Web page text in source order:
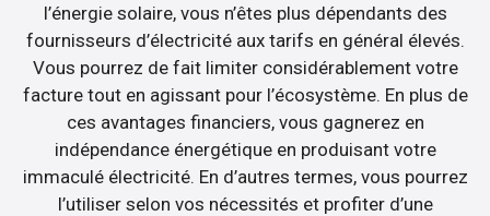
l’énergie solaire, vous n’êtes plus dépendants des
fournisseurs d’électricité aux tarifs en général élevés.
Vous pourrez de fait limiter considérablement votre
facture tout en agissant pour l’écosystème. En plus de
ces avantages financiers, vous gagnerez en
indépendance énergétique en produisant votre
immaculé électricité. En d’autres termes, vous pourrez
l’utiliser selon vos nécessités et profiter d’une